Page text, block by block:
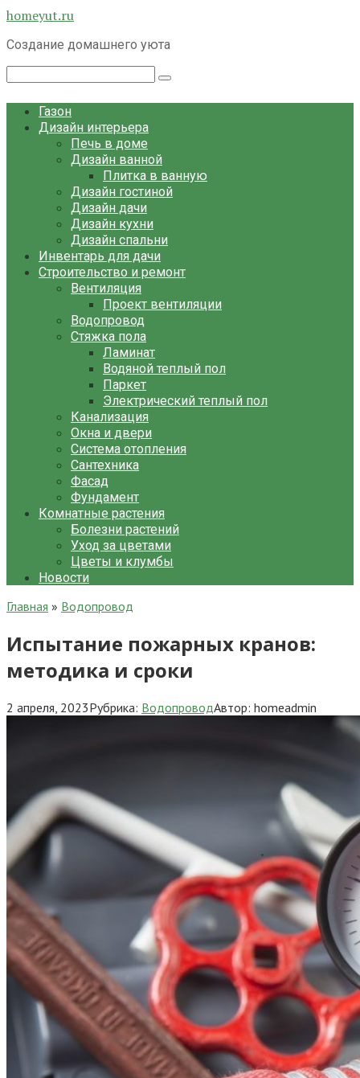
Перейти
контенту
homeyut.ru
Создание домашнего уюта
Газон
Дизайн интерьера
Печь в доме
Дизайн ванной
Плитка в ванную
Дизайн гостиной
Дизайн дачи
Дизайн кухни
Дизайн спальни
Инвентарь для дачи
Строительство и ремонт
Вентиляция
Проект вентиляции
Водопровод
Стяжка пола
Ламинат
Водяной теплый пол
Паркет
Электрический теплый пол
Канализация
Окна и двери
Система отопления
Сантехника
Фасад
Фундамент
Комнатные растения
Болезни растений
Уход за цветами
Цветы и клумбы
Новости
Главная » Водопровод
Испытание пожарных кранов:
методика и сроки
2 апреля, 2023Рубрика: ВодопроводАвтор: homeadmin